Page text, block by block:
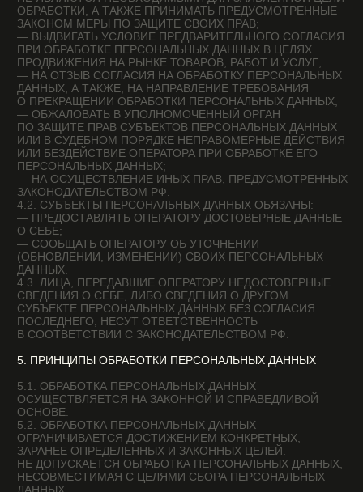
7.1. ОБРАБОТКА ПЕРСОНАЛЬНЫХ ДАННЫХ
ОСУЩЕСТВЛЯЕТСЯ С СОГЛАСИЯ СУБЪЕКТА
ПЕРСОНАЛЬНЫХ ДАННЫХ НА ОБРАБОТКУ ЕГО
ПЕРСОНАЛЬНЫХ ДАННЫХ.
7.2. ОБРАБОТКА ПЕРСОНАЛЬНЫХ ДАННЫХ НЕОБХОДИМА
ДЛЯ ДОСТИЖЕНИЯ ЦЕЛЕЙ, ПРЕДУСМОТРЕННЫХ
МЕЖДУНАРОДНЫМ ДОГОВОРОМ РОССИЙСКОЙ
ФЕДЕРАЦИИ ИЛИ ЗАКОНОМ, ДЛЯ ОСУЩЕСТВЛЕНИЯ
ВОЗЛОЖЕННЫХ ЗАКОНОДАТЕЛЬСТВОМ РОССИЙСКОЙ
ФЕДЕРАЦИИ НА ОПЕРАТОРА ФУНКЦИЙ, ПОЛНОМОЧИЙ
И ОБЯЗАННОСТЕЙ.
7.3. ОБРАБОТКА ПЕРСОНАЛЬНЫХ ДАННЫХ НЕОБХОДИМА
ДЛЯ ОСУЩЕСТВЛЕНИЯ ПРАВОСУДИЯ, ИСПОЛНЕНИЯ
СУДЕБНОГО АКТА, АКТА ДРУГОГО ОРГАНА ИЛИ
ДОЛЖНОСТНОГО ЛИЦА, ПОДЛЕЖАЩИХ ИСПОЛНЕНИЮ
В СООТВЕТСТВИИ С ЗАКОНОДАТЕЛЬСТВОМ
РОССИЙСКОЙ ФЕДЕРАЦИИ ОБ ИСПОЛНИТЕЛЬНОМ
ПРОИЗВОДСТВЕ.
7.4. ОБРАБОТКА ПЕРСОНАЛЬНЫХ ДАННЫХ НЕОБХОДИМА
ДЛЯ ИСПОЛНЕНИЯ ДОГОВОРА, СТОРОНОЙ КОТОРОГО
ЛИБО ВЫГОДОПРИОБРЕТАТЕЛЕМ ИЛИ ПОРУЧИТЕЛЕМ
ПО КОТОРОМУ ЯВЛЯЕТСЯ СУБЪЕКТ ПЕРСОНАЛЬНЫХ
ДАННЫХ, А ТАКЖЕ ДЛЯ ЗАКЛЮЧЕНИЯ ДОГОВОРА
ПО ИНИЦИАТИВЕ СУБЪЕКТА ПЕРСОНАЛЬНЫХ ДАННЫХ
ИЛИ ДОГОВОРА, ПО КОТОРОМУ СУБЪЕКТ
ПЕРСОНАЛЬНЫХ ДАННЫХ БУДЕТ ЯВЛЯТЬСЯ
ВЫГОДОПРИОБРЕТАТЕЛЕМ ИЛИ ПОРУЧИТЕЛЕМ.
7.5. ОБРАБОТКА ПЕРСОНАЛЬНЫХ ДАННЫХ НЕОБХОДИМА
ДЛЯ ОСУЩЕСТВЛЕНИЯ ПРАВ И ЗАКОННЫХ ИНТЕРЕСОВ
ОПЕРАТОРА ИЛИ ТРЕТЬИХ ЛИЦ ЛИБО ДЛЯ ДОСТИЖЕНИЯ
ОБЩЕСТВЕННО ЗНАЧИМЫХ ЦЕЛЕЙ ПРИ УСЛОВИИ, ЧТО
ПРИ ЭТОМ НЕ НАРУШАЮТСЯ ПРАВА И СВОБОДЫ
СУБЪЕКТА ПЕРСОНАЛЬНЫХ ДАННЫХ.
7.6. ОСУЩЕСТВЛЯЕТСЯ ОБРАБОТКА ПЕРСОНАЛЬНЫХ
ДАННЫХ, ДОСТУП НЕОГРАНИЧЕННОГО КРУГА ЛИЦ
К КОТОРЫМ ПРЕДОСТАВЛЕН СУБЪЕКТОМ
ПЕРСОНАЛЬНЫХ ДАННЫХ ЛИБО ПО ЕГО ПРОСЬБЕ
7.7. ОСУЩЕСТВЛЯЕТСЯ ОБРАБОТКА ПЕРСОНАЛЬНЫХ
ДАННЫХ, ПОДЛЕЖАЩИХ ОПУБЛИКОВАНИЮ ИЛИ
С ФЕДЕРАЛЬНЫМ ЗАКОНОМ.
8. ПОРЯДОК СБОРА, ХРАНЕНИЯ, ПЕРЕДАЧИ И ДРУГИХ
ВИДОВ ОБРАБОТКИ ПЕРСОНАЛЬНЫХ ДАННЫХ
БЕЗОПАСНОСТЬ ПЕРСОНАЛЬНЫХ ДАННЫХ, КОТОРЫЕ
ОБРАБАТЫВАЮТСЯ ОПЕРАТОРОМ, ОБЕСПЕЧИВАЕТСЯ
ПУТЕМ РЕАЛИЗАЦИИ ПРАВОВЫХ, ОРГАНИЗАЦИОННЫХ
И ТЕХНИЧЕСКИХ МЕР, НЕОБХОДИМЫХ ДЛЯ ВЫПОЛНЕНИЯ
В ПОЛНОМ ОБЪЕМЕ ТРЕБОВАНИЙ ДЕЙСТВУЮЩЕГО
ЗАКОНОДАТЕЛЬСТВА В ОБЛАСТИ ЗАЩИТЫ
ПЕРСОНАЛЬНЫХ ДАННЫХ.